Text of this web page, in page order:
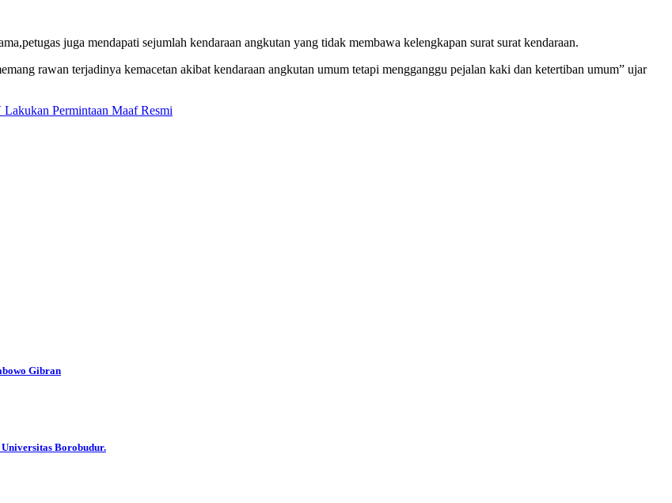
juga mendapati sejumlah kendaraan angkutan yang tidak membawa kelengkapan surat surat kendaraan.
rawan terjadinya kemacetan akibat kendaraan angkutan umum tetapi mengganggu pejalan kaki dan ketertiban umum” ujar
Permintaan Maaf Resmi
Gibran
Borobudur.